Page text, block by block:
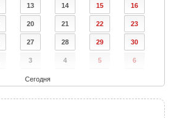
13 14 15 16
20 21 22 23
27 28 29 30
3 4 5 6
Сегодня